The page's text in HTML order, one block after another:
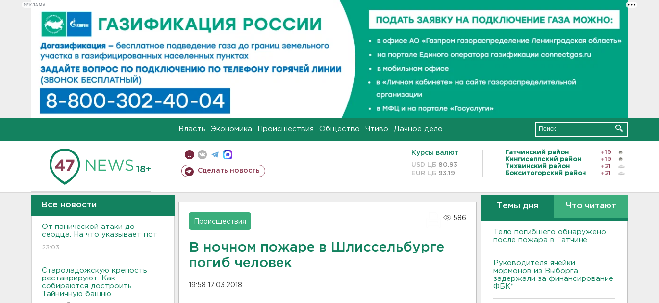
РЕКЛАМА
Власть Экономика Происшествия Общество Чтиво Дачное дело
18+ Сделать новость
Курсы валют
USD ЦБ 80.93
EUR ЦБ 93.19
Гатчинский район
+19
Кингисеппский район
+19
Тихвинский район
+21
Бокситогорский район
+21
Все новости
От панической атаки до
сердца. На что указывает пот
23:03
Староладожскую крепость
реставрируют. Как
собираются достроить
Тайничную башню
Происшествия
586
В ночном пожаре в Шлиссельбурге
погиб человек
19:58 17.03.2018
Темы дня Что читают
Тело погибшего обнаружено
после пожара в Гатчине
Руководителя ячейки
мормонов из Выборга
задержали за финансирование
ФБК*